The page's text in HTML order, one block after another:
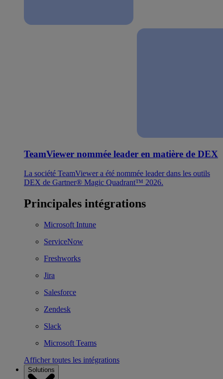
TeamViewer nommée leader en matière de DEX
La société TeamViewer a été nommée leader dans les outils
DEX de Gartner® Magic Quadrant™ 2026.
Principales intégrations
Microsoft Intune
ServiceNow
Freshworks
Jira
Salesforce
Zendesk
Slack
Microsoft Teams
Afficher toutes les intégrations
Solutions